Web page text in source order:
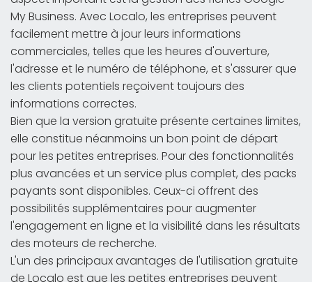
My Business. Avec Localo, les entreprises peuvent
facilement mettre à jour leurs informations
commerciales, telles que les heures d'ouverture,
l'adresse et le numéro de téléphone, et s'assurer que
les clients potentiels reçoivent toujours des
informations correctes.
Bien que la version gratuite présente certaines limites,
elle constitue néanmoins un bon point de départ
pour les petites entreprises. Pour des fonctionnalités
plus avancées et un service plus complet, des packs
payants sont disponibles. Ceux-ci offrent des
possibilités supplémentaires pour augmenter
l'engagement en ligne et la visibilité dans les résultats
des moteurs de recherche.
L'un des principaux avantages de l'utilisation gratuite
de Localo est que les petites entreprises peuvent